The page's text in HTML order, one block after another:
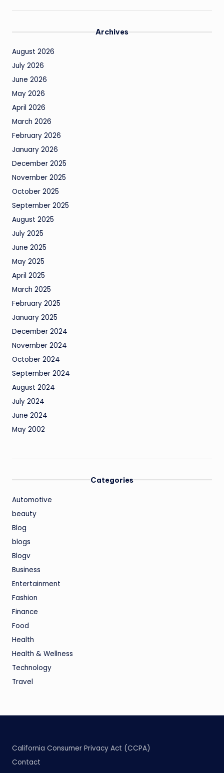
Archives
August 2026
July 2026
June 2026
May 2026
April 2026
March 2026
February 2026
January 2026
December 2025
November 2025
October 2025
September 2025
August 2025
July 2025
June 2025
May 2025
April 2025
March 2025
February 2025
January 2025
December 2024
November 2024
October 2024
September 2024
August 2024
July 2024
June 2024
May 2002
Categories
Automotive
beauty
Blog
blogs
Blogv
Business
Entertainment
Fashion
Finance
Food
Health
Health & Wellness
Technology
Travel
California Consumer Privacy Act (CCPA)
Contact